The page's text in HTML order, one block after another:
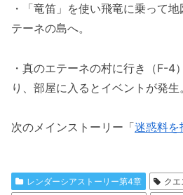
・「竜笛」を使い飛竜に乗って
テーネの島へ。
・真のエテーネの村に行き（F-4
り、部屋に入るとイベントが発生。
次のメインストーリー「迷惑料を
レンダーシアストーリー第4章
ク